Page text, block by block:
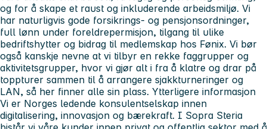
og for å skape et raust og inkluderende arbeidsmiljø. Vi
har naturligvis gode forsikrings- og pensjonsordninger,
full lønn under foreldrepermisjon, tilgang til ulike
bedriftshytter og bidrag til medlemskap hos Fønix. Vi bør
også kanskje nevne at vi tilbyr en rekke faggrupper og
aktivitetsgrupper, hvor vi gjør alt i fra å klatre og drar på
toppturer sammen til å arrangere sjakkturneringer og
LAN, så her finner alle sin plass. Ytterligere informasjon
Vi er Norges ledende konsulentselskap innen
digitalisering, innovasjon og bærekraft. I Sopra Steria